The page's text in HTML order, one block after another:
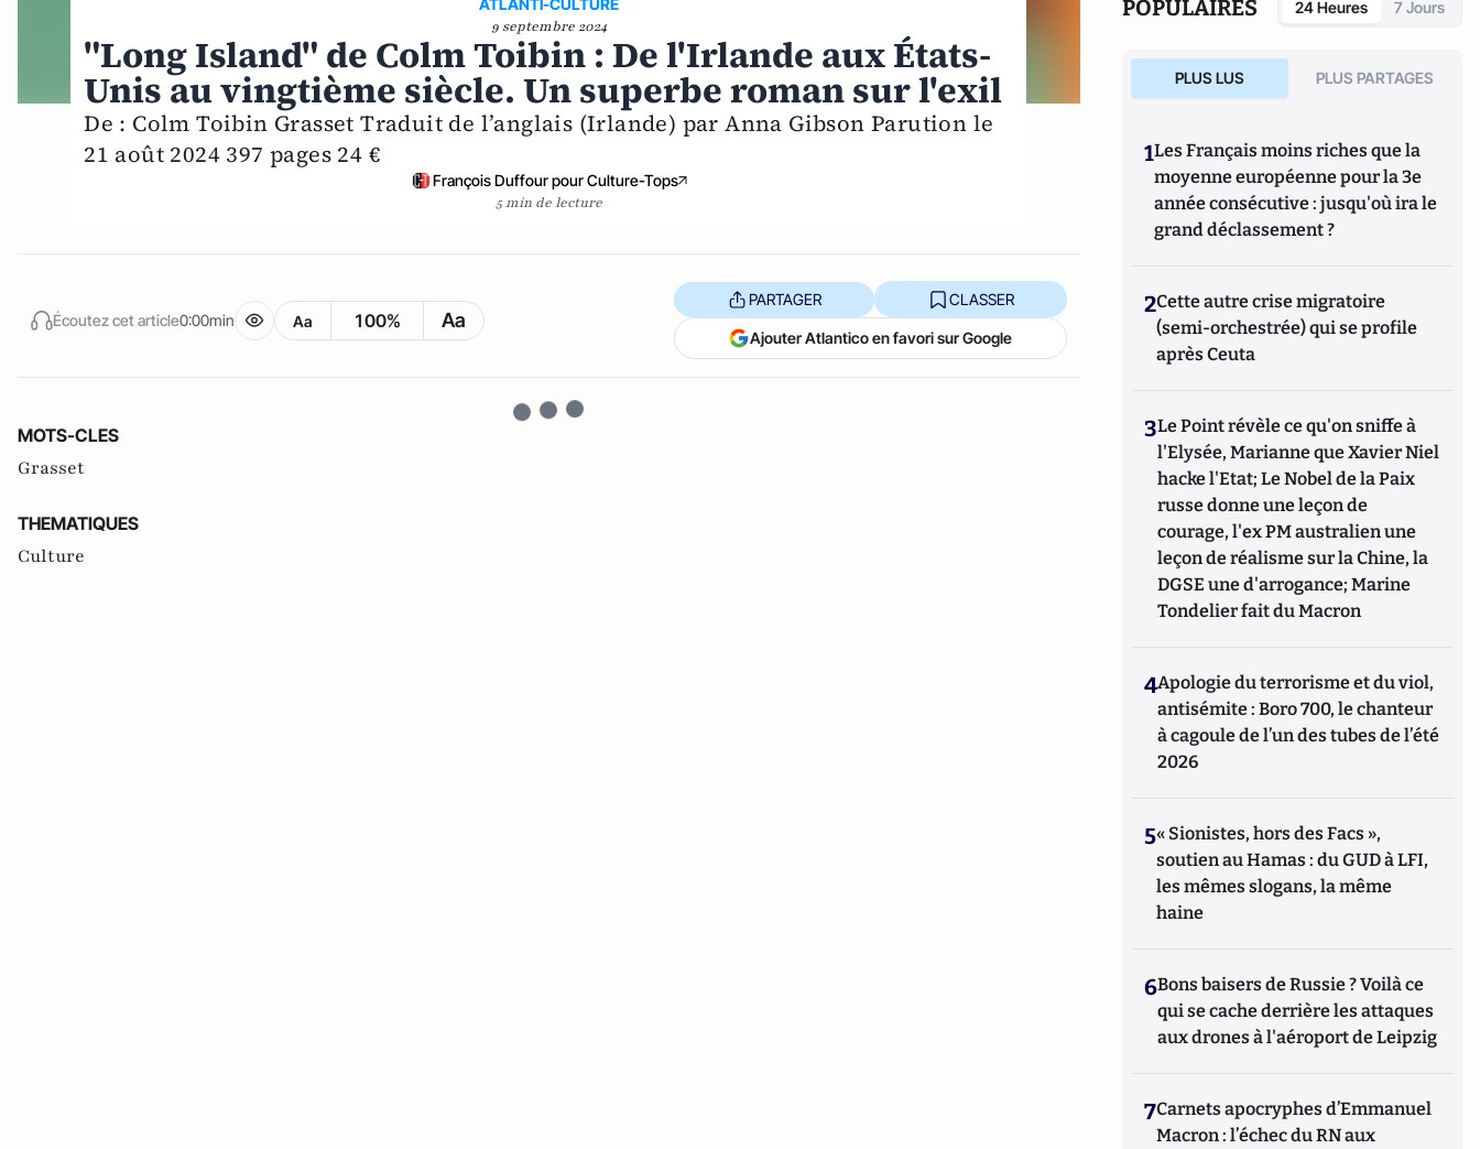
ATLANTI-CULTURE
9 septembre 2024
"Long Island" de Colm Toibin : De l'Irlande aux États-
Unis au vingtième siècle. Un superbe roman sur l'exil
De : Colm Toibin Grasset Traduit de l’anglais (Irlande) par Anna Gibson Parution le
21 août 2024 397 pages 24 €
François Duffour pour Culture-Tops
5 min de lecture
Écoutez cet article0:00min Aa 100% Aa
PARTAGER CLASSER
Ajouter Atlantico en favori sur Google
MOTS-CLES
Grasset
THEMATIQUES
Culture
POPULAIRES 24 Heures 7 Jours
PLUS LUS PLUS PARTAGES
1Les Français moins riches que la
moyenne européenne pour la 3e
année consécutive : jusqu'où ira le
grand déclassement ?
2Cette autre crise migratoire
(semi-orchestrée) qui se profile
après Ceuta
3Le Point révèle ce qu'on sniffe à
l'Elysée, Marianne que Xavier Niel
hacke l'Etat; Le Nobel de la Paix
russe donne une leçon de
courage, l'ex PM australien une
leçon de réalisme sur la Chine, la
DGSE une d'arrogance; Marine
Tondelier fait du Macron
4Apologie du terrorisme et du viol,
antisémite : Boro 700, le chanteur
à cagoule de l’un des tubes de l’été
2026
5« Sionistes, hors des Facs »,
soutien au Hamas : du GUD à LFI,
les mêmes slogans, la même
haine
6Bons baisers de Russie ? Voilà ce
qui se cache derrière les attaques
aux drones à l'aéroport de Leipzig
7Carnets apocryphes d’Emmanuel
Macron : l’échec du RN aux